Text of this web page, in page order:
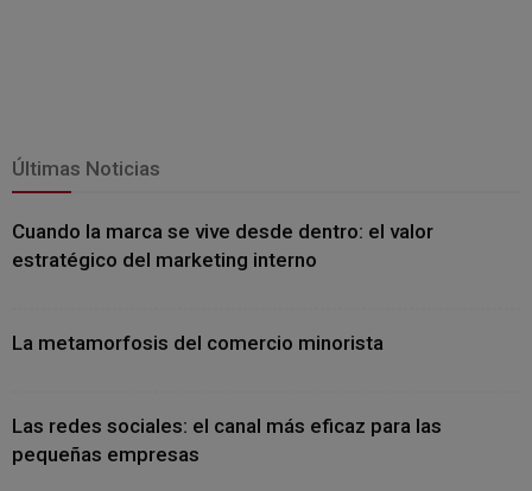
Últimas Noticias
Cuando la marca se vive desde dentro: el valor
estratégico del marketing interno
La metamorfosis del comercio minorista
Las redes sociales: el canal más eficaz para las
pequeñas empresas